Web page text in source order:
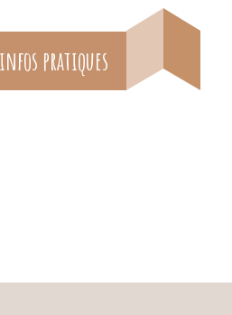
pratiques